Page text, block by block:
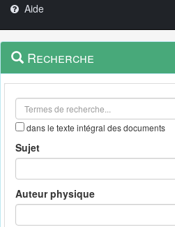
Aide
Navigation
outils
Menu
contextuel
Recherche
dans le texte intégral des documents
Sujet
Auteur physique